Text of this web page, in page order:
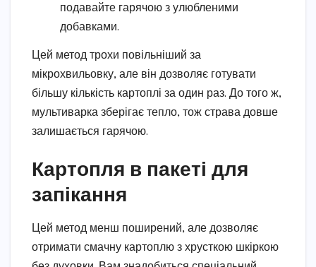
подавайте гарячою з улюбленими
добавками.
Цей метод трохи повільніший за
мікрохвильовку, але він дозволяє готувати
більшу кількість картоплі за один раз. До того ж,
мультиварка зберігає тепло, тож страва довше
залишається гарячою.
Картопля в пакеті для
запікання
Цей метод менш поширений, але дозволяє
отримати смачну картоплю з хрусткою шкіркою